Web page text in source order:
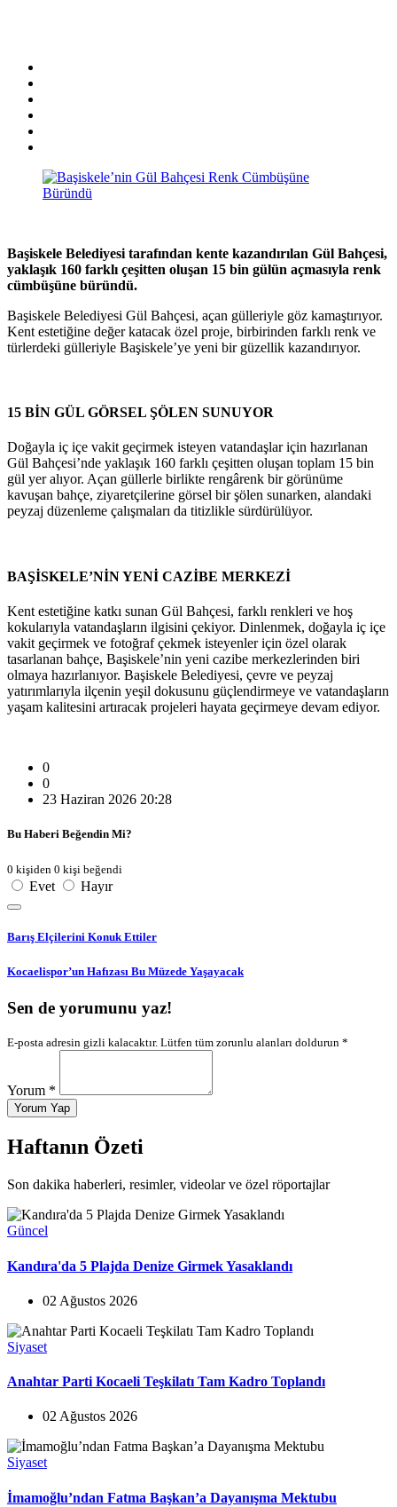
Başiskele Belediyesi tarafından kente kazandırılan Gül Bahçesi,
yaklaşık 160 farklı çeşitten oluşan 15 bin gülün açmasıyla renk
cümbüşüne büründü.
Başiskele Belediyesi Gül Bahçesi, açan gülleriyle göz kamaştırıyor.
Kent estetiğine değer katacak özel proje, birbirinden farklı renk ve
türlerdeki gülleriyle Başiskele’ye yeni bir güzellik kazandırıyor.
15 BİN GÜL GÖRSEL ŞÖLEN SUNUYOR
Doğayla iç içe vakit geçirmek isteyen vatandaşlar için hazırlanan
Gül Bahçesi’nde yaklaşık 160 farklı çeşitten oluşan toplam 15 bin
gül yer alıyor. Açan güllerle birlikte rengârenk bir görünüme
kavuşan bahçe, ziyaretçilerine görsel bir şölen sunarken, alandaki
peyzaj düzenleme çalışmaları da titizlikle sürdürülüyor.
BAŞİSKELE’NİN YENİ CAZİBE MERKEZİ
Kent estetiğine katkı sunan Gül Bahçesi, farklı renkleri ve hoş
kokularıyla vatandaşların ilgisini çekiyor. Dinlenmek, doğayla iç içe
vakit geçirmek ve fotoğraf çekmek isteyenler için özel olarak
tasarlanan bahçe, Başiskele’nin yeni cazibe merkezlerinden biri
olmaya hazırlanıyor. Başiskele Belediyesi, çevre ve peyzaj
yatırımlarıyla ilçenin yeşil dokusunu güçlendirmeye ve vatandaşların
yaşam kalitesini artıracak projeleri hayata geçirmeye devam ediyor.
0
0
23 Haziran 2026 20:28
Bu Haberi Beğendin Mi?
0 kişiden 0 kişi beğendi
Evet Hayır
Barış Elçilerini Konuk Ettiler
Kocaelispor’un Hafızası Bu Müzede Yaşayacak
Sen de yorumunu yaz!
E-posta adresin gizli kalacaktır. Lütfen tüm zorunlu alanları doldurun *
Yorum *
Yorum Yap
Haftanın Özeti
Son dakika haberleri, resimler, videolar ve özel röportajlar
Güncel
Kandıra'da 5 Plajda Denize Girmek Yasaklandı
02 Ağustos 2026
Siyaset
Anahtar Parti Kocaeli Teşkilatı Tam Kadro Toplandı
02 Ağustos 2026
Siyaset
İmamoğlu’ndan Fatma Başkan’a Dayanışma Mektubu